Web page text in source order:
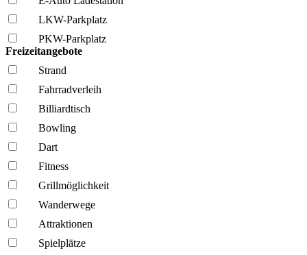
LKW-Parkplatz
PKW-Parkplatz
Freizeitangebote
Strand
Fahrrad­verleih
Billiardtisch
Bowling
Dart
Fitness
Grillmöglich­keit
Wanderwege
Attraktionen
Spielplätze